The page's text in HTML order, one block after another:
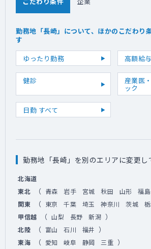
勤務地「長崎」について、ほかのこだわり
す
ゆったり勤務
高額給与
健診 産業医
ック
日勤 すべて
勤務地「長崎」を別のエリアに変更し
北海道
東北
（ 青森 岩手 宮城 秋田 山形 福島
関東 （ 東京 千葉 埼玉 神奈川 茨城
甲信越 （ 山梨 長野 新潟 ）
北陸 （ 富山 石川 福井 ）
東海 （ 愛知 岐阜 静岡 三重 ）